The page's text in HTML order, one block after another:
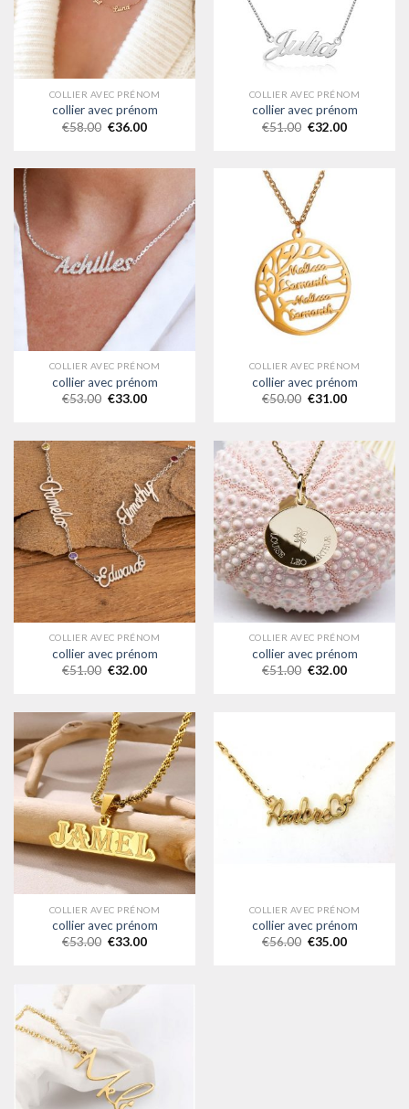
COLLIER AVEC PRÉNOM
collier avec prénom
€58.00 €36.00
COLLIER AVEC PRÉNOM
collier avec prénom
€51.00 €32.00
COLLIER AVEC PRÉNOM
collier avec prénom
€53.00 €33.00
COLLIER AVEC PRÉNOM
collier avec prénom
€50.00 €31.00
COLLIER AVEC PRÉNOM
collier avec prénom
€51.00 €32.00
COLLIER AVEC PRÉNOM
collier avec prénom
€51.00 €32.00
COLLIER AVEC PRÉNOM
collier avec prénom
€53.00 €33.00
COLLIER AVEC PRÉNOM
collier avec prénom
€56.00 €35.00